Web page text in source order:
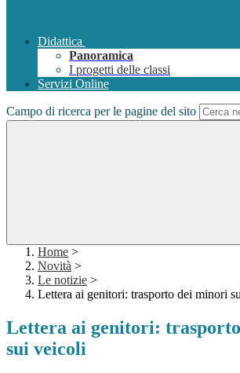
Didattica
Panoramica
I progetti delle classi
Servizi Online
Campo di ricerca per le pagine del sito
Home >
Novità >
Le notizie >
Lettera ai genitori: trasporto dei minori
Lettera ai genitori:
sui veicoli